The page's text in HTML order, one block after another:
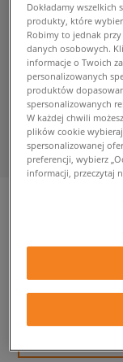
Dokładamy wszelkich
produkty, które
Robimy to jednak
danych osobowych.
informacje o Twoich
personalizowanych
produktów
spersonalizowanych
W każdej chwili
plików cookie
spersonalizowanej
preferencji, wybierz
informacji, przeczytaj